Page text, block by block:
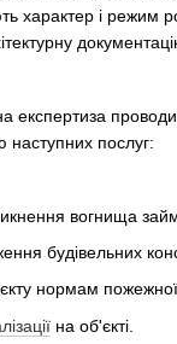
характер і режим
експертиза
наступних послуг:
вогнища
будівельних
нормам
на об'єкті.